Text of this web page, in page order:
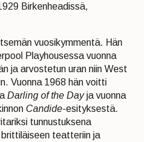
Birkenheadissä,
vuosikymmentä. Hän
Playhousessa vuonna
ja arvostetun uran niin West
Vuonna 1968 hän voitti
Darling of the Dayja vuonna
Candide-esityksestä.
tunnustuksena
teatteriin ja